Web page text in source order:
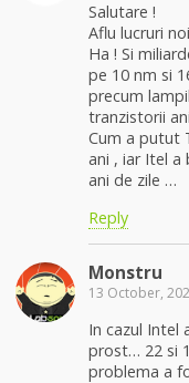
Salutare !
Aflu lucruri
Ha ! Si
pe 10 nm si
precum
tranzistorii
Cum a putut
ani , iar Itel a
ani de zile …
Reply
Monstru
13 October,
In cazul Intel
prost… 22 si
problema a